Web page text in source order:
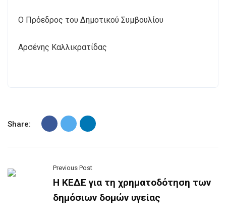
Ο Πρόεδρος του Δημοτικού Συμβουλίου
Αρσένης Καλλικρατίδας
Share:
Previous Post
Η ΚΕΔΕ για τη χρηματοδότηση των
δημόσιων δομών υγείας